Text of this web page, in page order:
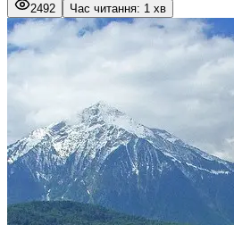
2492 Час читання: 1 хв